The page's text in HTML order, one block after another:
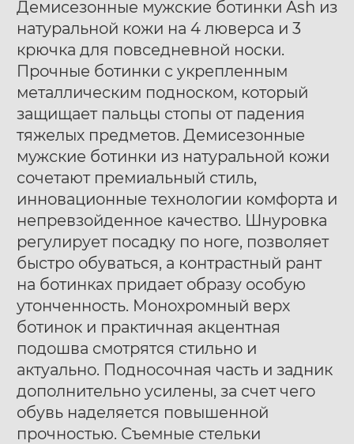
Ботинки муж. Harry
Hatchet Debris mono
black
40 41
42
43
44 45 46 47
Ботинки муж. Harry
Hatchet Bluff black
40 41
43
44 45 46
Демисезонные мужские ботинки Ash из
натуральной кожи на 4 люверса и 3
крючка для повседневной носки.
Прочные ботинки с укрепленным
металлическим подноском, который
защищает пальцы стопы от падения
тяжелых предметов. Демисезонные
мужские ботинки из натуральной кожи
сочетают премиальный стиль,
инновационные технологии комфорта и
непревзойденное качество. Шнуровка
регулирует посадку по ноге, позволяет
быстро обуваться, а контрастный рант
на ботинках придает образу особую
утонченность. Монохромный верх
ботинок и практичная акцентная
подошва смотрятся стильно и
актуально. Подносочная часть и задник
дополнительно усилены, за счет чего
обувь наделяется повышенной
прочностью. Съемные стельки